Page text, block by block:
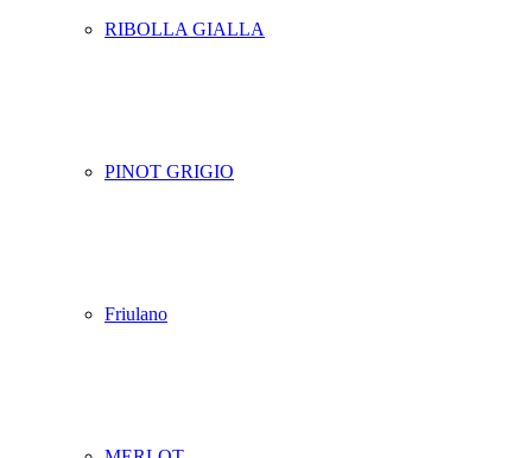
RIBOLLA GIALLA
PINOT GRIGIO
Friulano